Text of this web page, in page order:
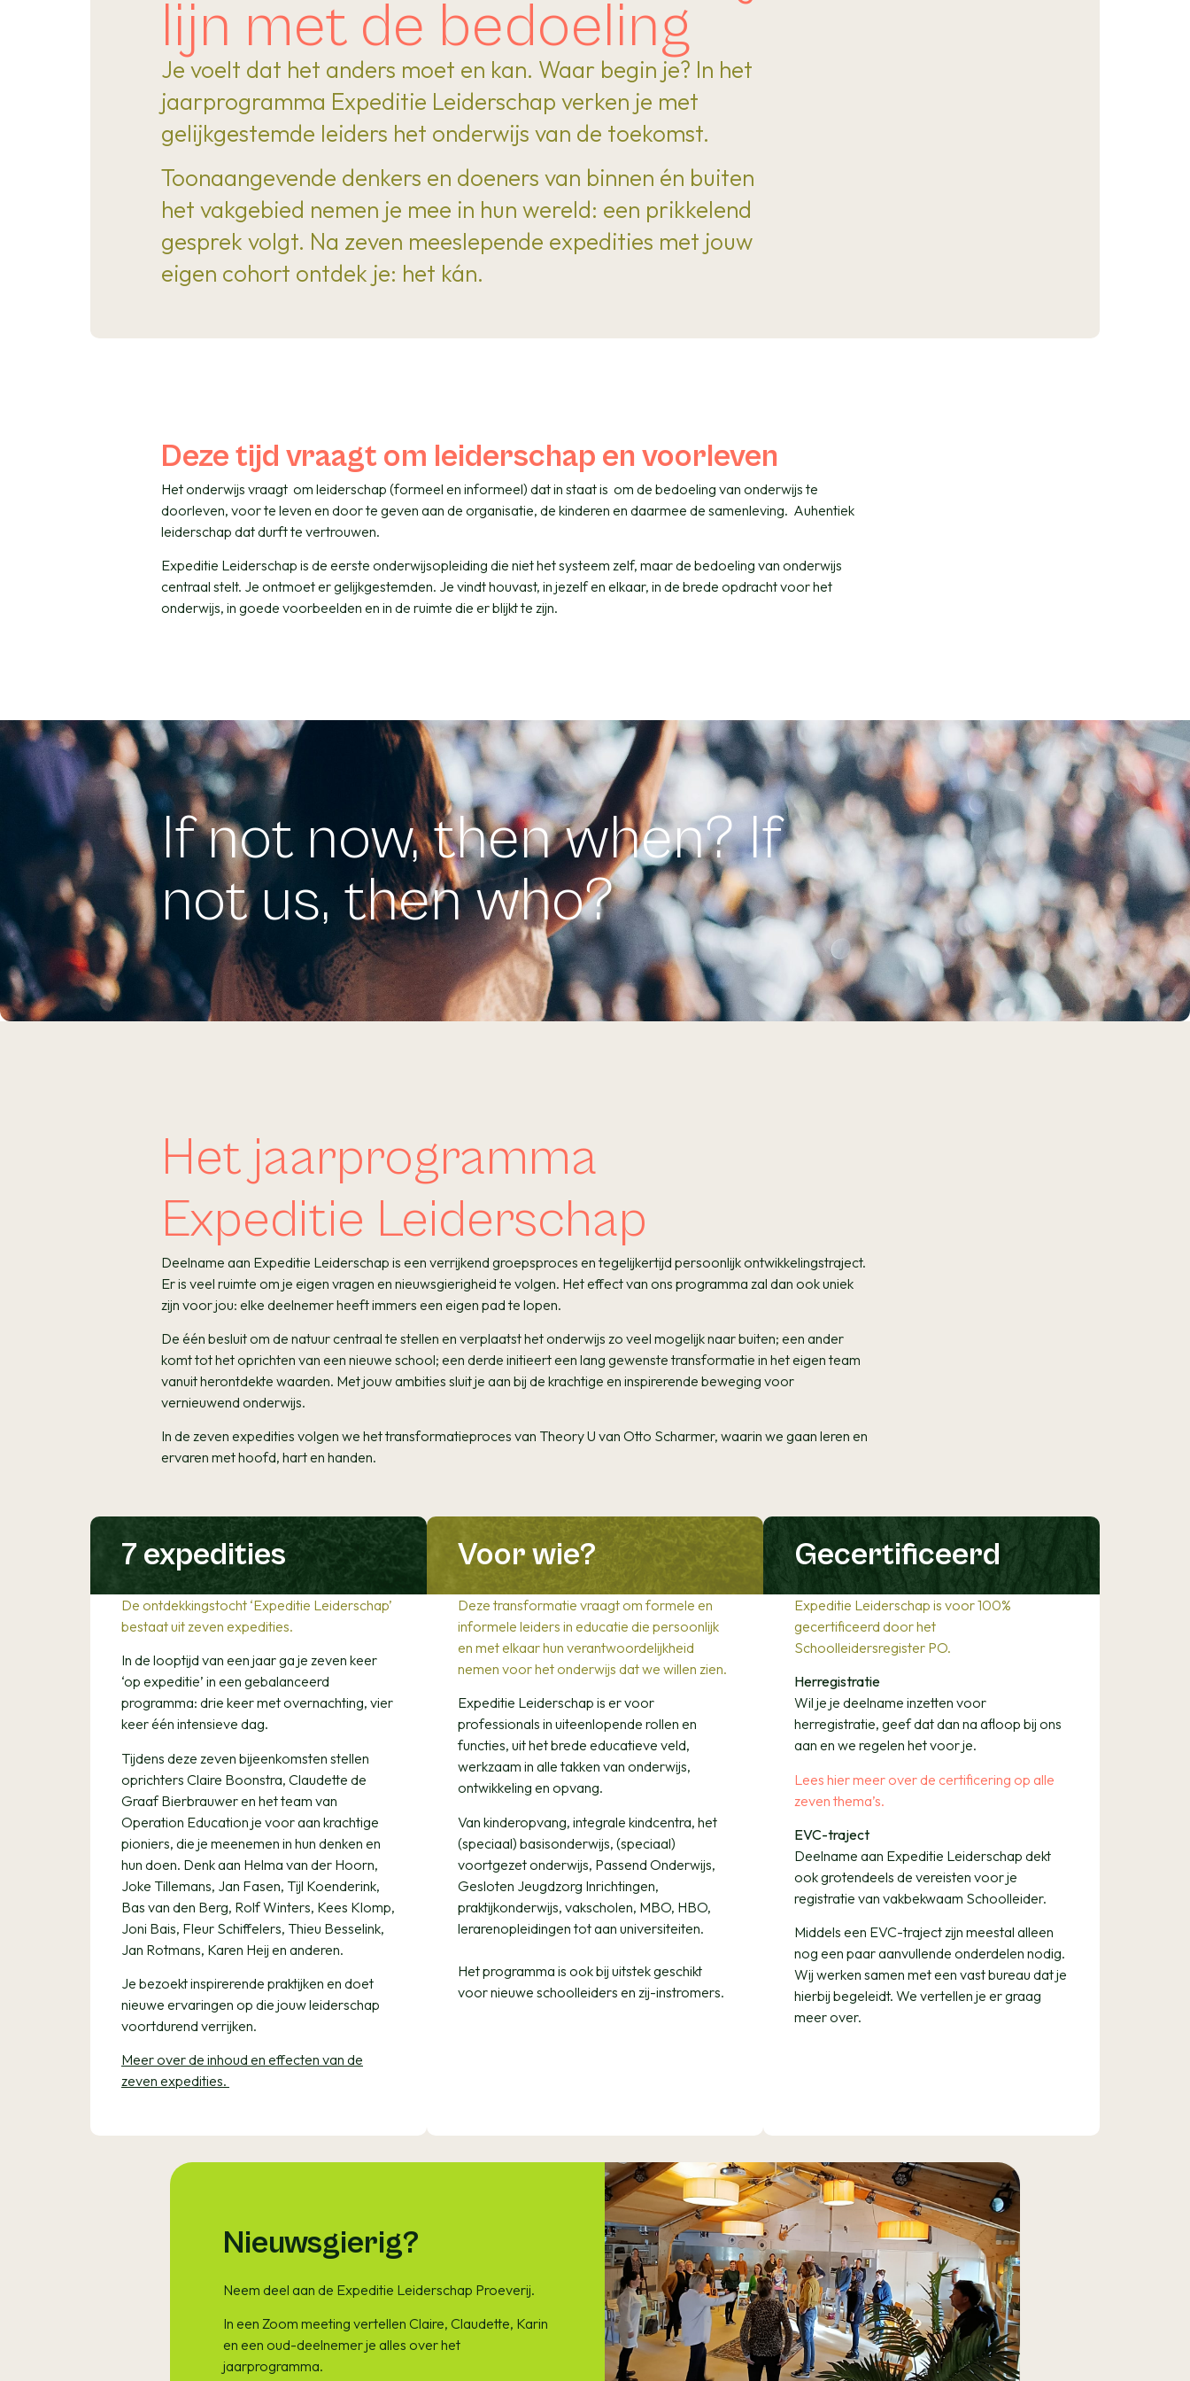
lijn met de bedoeling
Je voelt dat het anders moet en kan. Waar begin je? In het
jaarprogramma Expeditie Leiderschap verken je met
gelijkgestemde leiders het onderwijs van de toekomst.
Toonaangevende denkers en doeners van binnen én buiten
het vakgebied nemen je mee in hun wereld: een prikkelend
gesprek volgt. Na zeven meeslepende expedities met jouw
eigen cohort ontdek je: het kán.
Deze tijd vraagt om leiderschap en voorleven
Het onderwijs vraagt om leiderschap (formeel en informeel) dat in staat is om de bedoeling van onderwijs te
doorleven, voor te leven en door te geven aan de organisatie, de kinderen en daarmee de samenleving. Auhentiek
leiderschap dat durft te vertrouwen.
Expeditie Leiderschap is de eerste onderwijsopleiding die niet het systeem zelf, maar de bedoeling van onderwijs
centraal stelt. Je ontmoet er gelijkgestemden. Je vindt houvast, in jezelf en elkaar, in de brede opdracht voor het
onderwijs, in goede voorbeelden en in de ruimte die er blijkt te zijn.
If not now, then when? If
not us, then who?
Het jaarprogramma
Expeditie Leiderschap
Deelname aan Expeditie Leiderschap is een verrijkend groepsproces en tegelijkertijd persoonlijk ontwikkelingstraject.
Er is veel ruimte om je eigen vragen en nieuwsgierigheid te volgen. Het effect van ons programma zal dan ook uniek
zijn voor jou: elke deelnemer heeft immers een eigen pad te lopen.
De één besluit om de natuur centraal te stellen en verplaatst het onderwijs zo veel mogelijk naar buiten; een ander
komt tot het oprichten van een nieuwe school; een derde initieert een lang gewenste transformatie in het eigen team
vanuit herontdekte waarden. Met jouw ambities sluit je aan bij de krachtige en inspirerende beweging voor
vernieuwend onderwijs.
In de zeven expedities volgen we het transformatieproces van Theory U van Otto Scharmer, waarin we gaan leren en
ervaren met hoofd, hart en handen.
7 expedities
De ontdekkingstocht ‘Expeditie Leiderschap’
bestaat uit zeven expedities.
In de looptijd van een jaar ga je zeven keer
‘op expeditie’ in een gebalanceerd
programma: drie keer met overnachting, vier
keer één intensieve dag.
Tijdens deze zeven bijeenkomsten stellen
oprichters Claire Boonstra, Claudette de
Graaf Bierbrauwer en het team van
Operation Education je voor aan krachtige
pioniers, die je meenemen in hun denken en
hun doen. Denk aan Helma van der Hoorn,
Joke Tillemans, Jan Fasen, Tijl Koenderink,
Bas van den Berg, Rolf Winters, Kees Klomp,
Joni Bais, Fleur Schiffelers, Thieu Besselink,
Jan Rotmans, Karen Heij en anderen.
Je bezoekt inspirerende praktijken en doet
nieuwe ervaringen op die jouw leiderschap
voortdurend verrijken.
Meer over de inhoud en effecten van de
zeven expedities.
Voor wie?
Deze transformatie vraagt om formele en
informele leiders in educatie die persoonlijk
en met elkaar hun verantwoordelijkheid
nemen voor het onderwijs dat we willen zien.
Expeditie Leiderschap is er voor
professionals in uiteenlopende rollen en
functies, uit het brede educatieve veld,
werkzaam in alle takken van onderwijs,
ontwikkeling en opvang.
Van kinderopvang, integrale kindcentra, het
(speciaal) basisonderwijs, (speciaal)
voortgezet onderwijs, Passend Onderwijs,
Gesloten Jeugdzorg Inrichtingen,
praktijkonderwijs, vakscholen, MBO, HBO,
lerarenopleidingen tot aan universiteiten.
Het programma is ook bij uitstek geschikt
voor nieuwe schoolleiders en zij-instromers.
Gecertificeerd
Expeditie Leiderschap is voor 100%
gecertificeerd door het
Schoolleidersregister PO.
Herregistratie
Wil je je deelname inzetten voor
herregistratie, geef dat dan na afloop bij ons
aan en we regelen het voor je.
Lees hier meer over de certificering op alle
zeven thema’s.
EVC-traject
Deelname aan Expeditie Leiderschap dekt
ook grotendeels de vereisten voor je
registratie van vakbekwaam Schoolleider.
Middels een EVC-traject zijn meestal alleen
nog een paar aanvullende onderdelen nodig.
Wij werken samen met een vast bureau dat je
hierbij begeleidt. We vertellen je er graag
meer over.
Nieuwsgierig?
Neem deel aan de Expeditie Leiderschap Proeverij.
In een Zoom meeting vertellen Claire, Claudette, Karin
en een oud-deelnemer je alles over het
jaarprogramma.